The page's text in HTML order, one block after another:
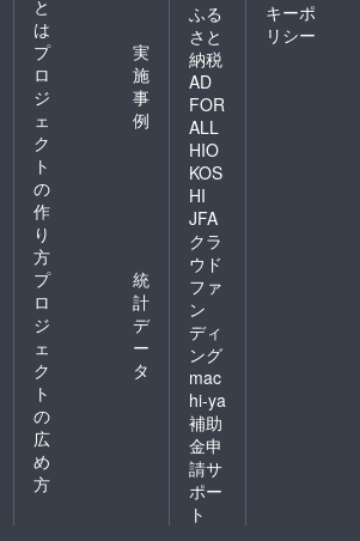
と
は
プ
ロ
ジ
ェ
ク
ト
の
作
り
方
実
施
事
例
プ
ロ
ジ
ェ
ク
ト
の
広
め
方
統
計
デ
ー
タ
ふる
さと
納税
AD
FOR
ALL
HIO
KOS
HI
JFA
クラ
ウド
ファ
ン
ディ
ング
mac
hi-ya
補助
金申
請サ
ポー
ト
キーポ
リシー